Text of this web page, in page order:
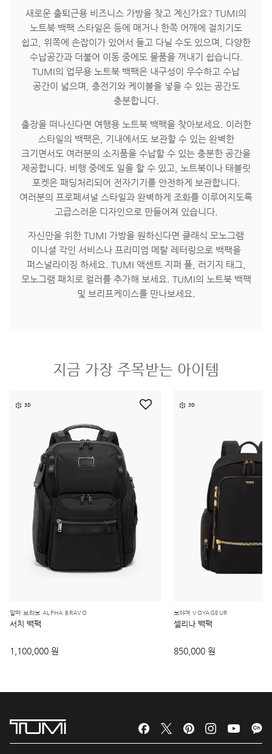
새로운 출퇴근용 비즈니스 가방을 찾고 계신가요? TUMI의
노트북 백팩 스타일은 등에 매거나 한쪽 어깨에 걸치기도
쉽고, 위쪽에 손잡이가 있어서 들고 다닐 수도 있으며, 다양한
수납공간과 더불어 이동 중에도 물품을 꺼내기 쉽습니다.
TUMI의 업무용 노트북 백팩은 내구성이 우수하고 수납
공간이 넓으며, 충전기와 케이블을 넣을 수 있는 공간도
충분합니다.
출장을 떠나신다면 여행용 노트북 백팩을 찾아보세요. 이러한
스타일의 백팩은, 기내에서도 보관할 수 있는 완벽한
크기면서도 여러분의 소지품을 수납할 수 있는 충분한 공간을
제공합니다. 비행 중에도 일을 할 수 있고, 노트북이나 태블릿
포켓은 패딩처리되어 전자기기를 안전하게 보관합니다.
여러분의 프로페셔널 스타일과 완벽하게 조화를 이루어지도록
고급스러운 디자인으로 만들어져 있습니다.
자신만을 위한 TUMI 가방을 원하신다면 클래식 모노그램
이니셜 각인 서비스나 프리미엄 메탈 레터링으로 백팩을
퍼스널라이징 하세요. TUMI 액센트 지퍼 풀, 러기지 태그,
모노그램 패치로 컬러를 추가해 보세요. TUMI의 노트북 백팩
및 브리프케이스를 만나보세요.
지금 가장 주목받는 아이템
3D
알파 브라보 ALPHA BRAVO
서치 백팩
1,100,000 원
3D
보야져 VOYAGEUR
셀리나 백팩
850,000 원